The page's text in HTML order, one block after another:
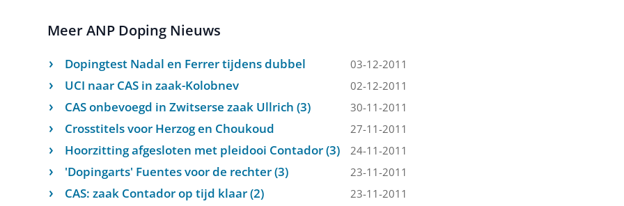
Meer ANP Doping Nieuws
Dopingtest Nadal en Ferrer tijdens dubbel 03-12-2011
UCI naar CAS in zaak-Kolobnev 02-12-2011
CAS onbevoegd in Zwitserse zaak Ullrich (3) 30-11-2011
Crosstitels voor Herzog en Choukoud 27-11-2011
Hoorzitting afgesloten met pleidooi Contador (3) 24-11-2011
'Dopingarts' Fuentes voor de rechter (3) 23-11-2011
CAS: zaak Contador op tijd klaar (2) 23-11-2011